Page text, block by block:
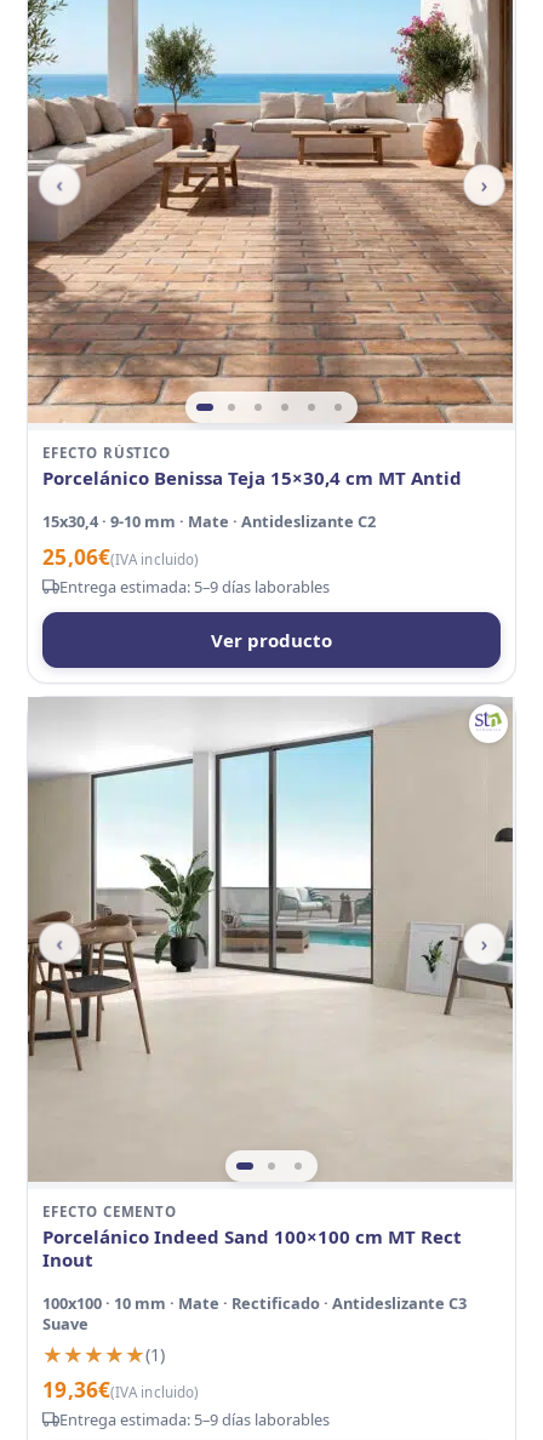
‹ ›
EFECTO RÚSTICO
Porcelánico Benissa Teja 15×30,4 cm MT Antid
15x30,4 · 9-10 mm · Mate · Antideslizante C2
25,06€(IVA incluido)
Entrega estimada: 5–9 días laborables
Ver producto
‹ ›
EFECTO CEMENTO
Porcelánico Indeed Sand 100×100 cm MT Rect
Inout
100x100 · 10 mm · Mate · Rectificado · Antideslizante C3
Suave
★★★★★
★★★★★(1)
19,36€(IVA incluido)
Entrega estimada: 5–9 días laborables